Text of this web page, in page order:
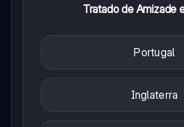
Tratado de Amizade
Portugal
Inglaterra